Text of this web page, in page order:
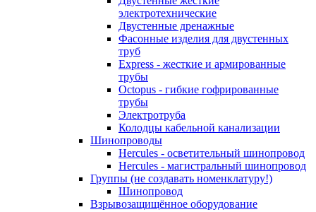
электротехнические
Двустенные дренажные
Фасонные изделия для двустенных
труб
Express - жесткие и армированные
трубы
Octopus - гибкие гофрированные
трубы
Электротруба
Колодцы кабельной канализации
Шинопроводы
Hercules - осветительный шинопровод
Hercules - магистральный шинопровод
Группы (не создавать номенклатуру!)
Шинопровод
Взрывозащищённое оборудование